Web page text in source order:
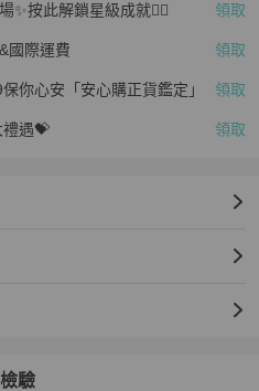
✨按此解鎖星級成就👆🏻 領取
國際運費 領取
你心安「安心購正貨鑑定」 領取
遇💝 領取
驗